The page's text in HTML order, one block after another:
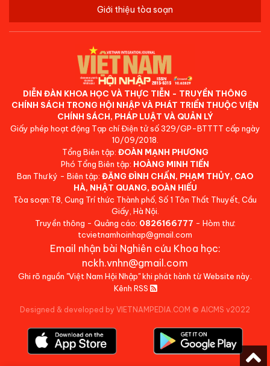
Giới thiệu tòa soạn
DIỄN ĐÀN KHOA HỌC VÀ THỰC TIỄN - TRUYỀN THÔNG
CHÍNH SÁCH TRONG HỘI NHẬP VÀ PHÁT TRIỂN THUỘC VIỆN
CHÍNH SÁCH, PHÁP LUẬT VÀ QUẢN LÝ
Giấy phép hoạt động Tạp chí Điện tử số 329/GP-BTTTT cấp ngày
10/09/2018.
Tổng Biên tập: ĐOÀN MẠNH PHƯƠNG
Phó Tổng Biên tập: HOÀNG MINH TIẾN
Ban Thư ký - Biên tập: ĐẶNG ĐÌNH CHẤN, PHẠM THỦY, CAO
HÀ, NHẬT QUANG, ĐOÀN HIẾU
Tòa soạn:T8, Cung Trí thức Thành phố, Số 1 Tôn Thất Thuyết, Cầu
Giấy, Hà Nội.
Truyền thông - Quảng cáo: 0826166777 - Hòm thư:
tcvietnamhoinhap@gmail.com
Email nhận bài Nghiên cứu Khoa học:
nckh.vnhn@gmail.com
Ghi rõ nguồn "Việt Nam Hội Nhập" khi phát hành từ Website này.
Kênh RSS
Designed & developed by VIETNAMPEDIA.COM © AICMS v2022